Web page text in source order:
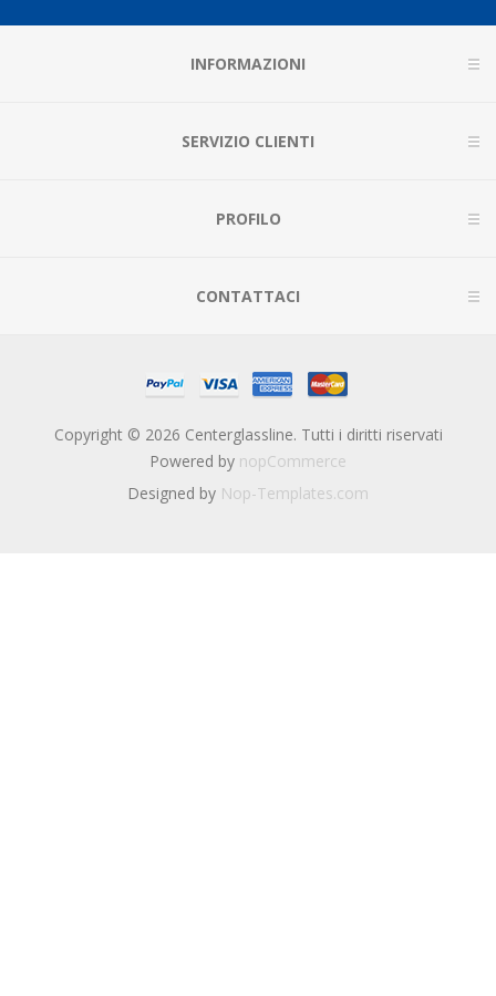
INFORMAZIONI
SERVIZIO CLIENTI
PROFILO
CONTATTACI
Copyright © 2026 Centerglassline. Tutti i diritti riservati
Powered by nopCommerce
Designed by Nop-Templates.com